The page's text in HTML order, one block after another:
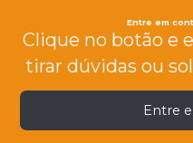
Entre em
Clique no botão e
tirar dúvidas ou
Entre